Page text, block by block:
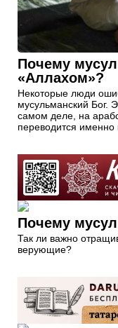
Почему
«Аллахом»?
Некоторые люди
мусульманский Бог.
самом деле, на
переводится именно
Почему
Так ли важно
верующие?